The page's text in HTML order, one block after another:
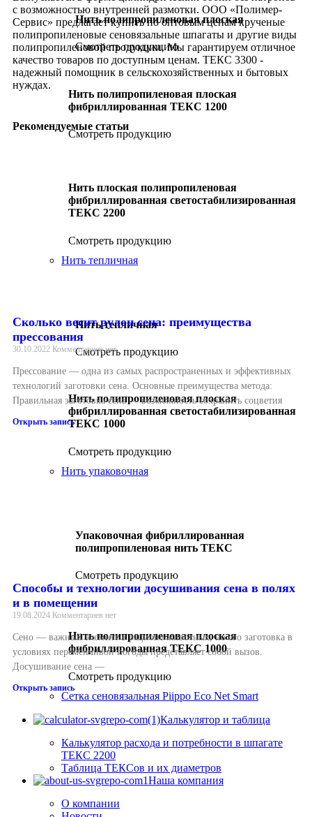
Нить полипропиленовая плоская
Смотреть продукцию
Нить полипропиленовая плоская
фибриллированная ТЕКС 1200
Смотреть продукцию
Нить плоская полипропиленовая
фибриллированная светостабилизированная
ТЕКС 2200
Смотреть продукцию
Нить тепличная
Нить тепличная
Смотреть продукцию
Нить полипропиленовая плоская
фибриллированная светостабилизированная
ТЕКС 1000
Смотреть продукцию
Нить упаковочная
Упаковочная фибриллированная
полипропиленовая нить ТЕКС
Смотреть продукцию
Нить полипропиленовая плоская
фибриллированная ТЕКС 1000
Смотреть продукцию
Сетка сеновязальная Piippo Eco Net Smart
Калькулятор и таблица
Калькулятор расхода и потребности в шпагате
ТЕКС 2200
Таблица ТЕКСов и их диаметров
Наша компания
О компании
с возможностью внутренней размотки. ООО «Полимер-
Сервис» предлагает купить по оптовым ценам крученые
полипропиленовые сеновязальные шпагаты и другие виды
полипропиленовой продукции. Мы гарантируем отличное
качество товаров по доступным ценам. ТЕКС 3300 -
надежный помощник в сельскохозяйственных и бытовых
нуждах.
Рекомендуемые статьи
Сколько весит рулон сена: преимущества
прессования
30.10.2022 Комментариев нет
Прессование — одна из самых распространенных и эффективных
технологий заготовки сена. Основные преимущества метода:
Правильная заготовка сена — возможность сохранить соцветия
Открыть запись
Способы и технологии досушивания сена в полях
и в помещении
19.08.2024 Комментариев нет
Сено — важный элемент в рационе животных, но его заготовка в
условиях переменчивой погоды представляет собой вызов.
Досушивание сена —
Открыть запись